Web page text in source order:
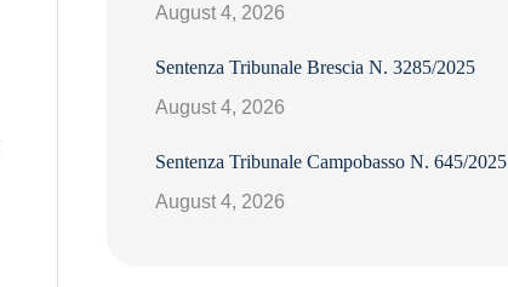
August 4, 2026
Sentenza Tribunale Brescia N. 3285/2025
August 4, 2026
Sentenza Tribunale Campobasso N. 645/2025
August 4, 2026